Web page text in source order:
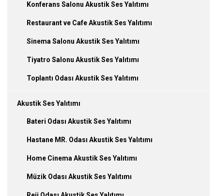
Konferans Salonu Akustik Ses Yalıtımı
Restaurant ve Cafe Akustik Ses Yalıtımı
Sinema Salonu Akustik Ses Yalıtımı
Tiyatro Salonu Akustik Ses Yalıtımı
Toplantı Odası Akustik Ses Yalıtımı
Akustik Ses Yalıtımı
Bateri Odası Akustik Ses Yalıtımı
Hastane MR. Odası Akustik Ses Yalıtımı
Home Cinema Akustik Ses Yalıtımı
Müzik Odası Akustik Ses Yalıtımı